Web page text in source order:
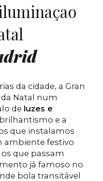
da cidade, a Gran
Natal num
de luzes e
brilhantismo e a
que instalamos
ambiente festivo
que passam
já famoso no
bola transitável